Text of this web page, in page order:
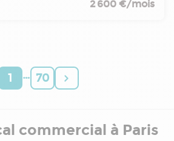
L'OFFRE
2 600 €/mois
1 … 70
commercial à Paris